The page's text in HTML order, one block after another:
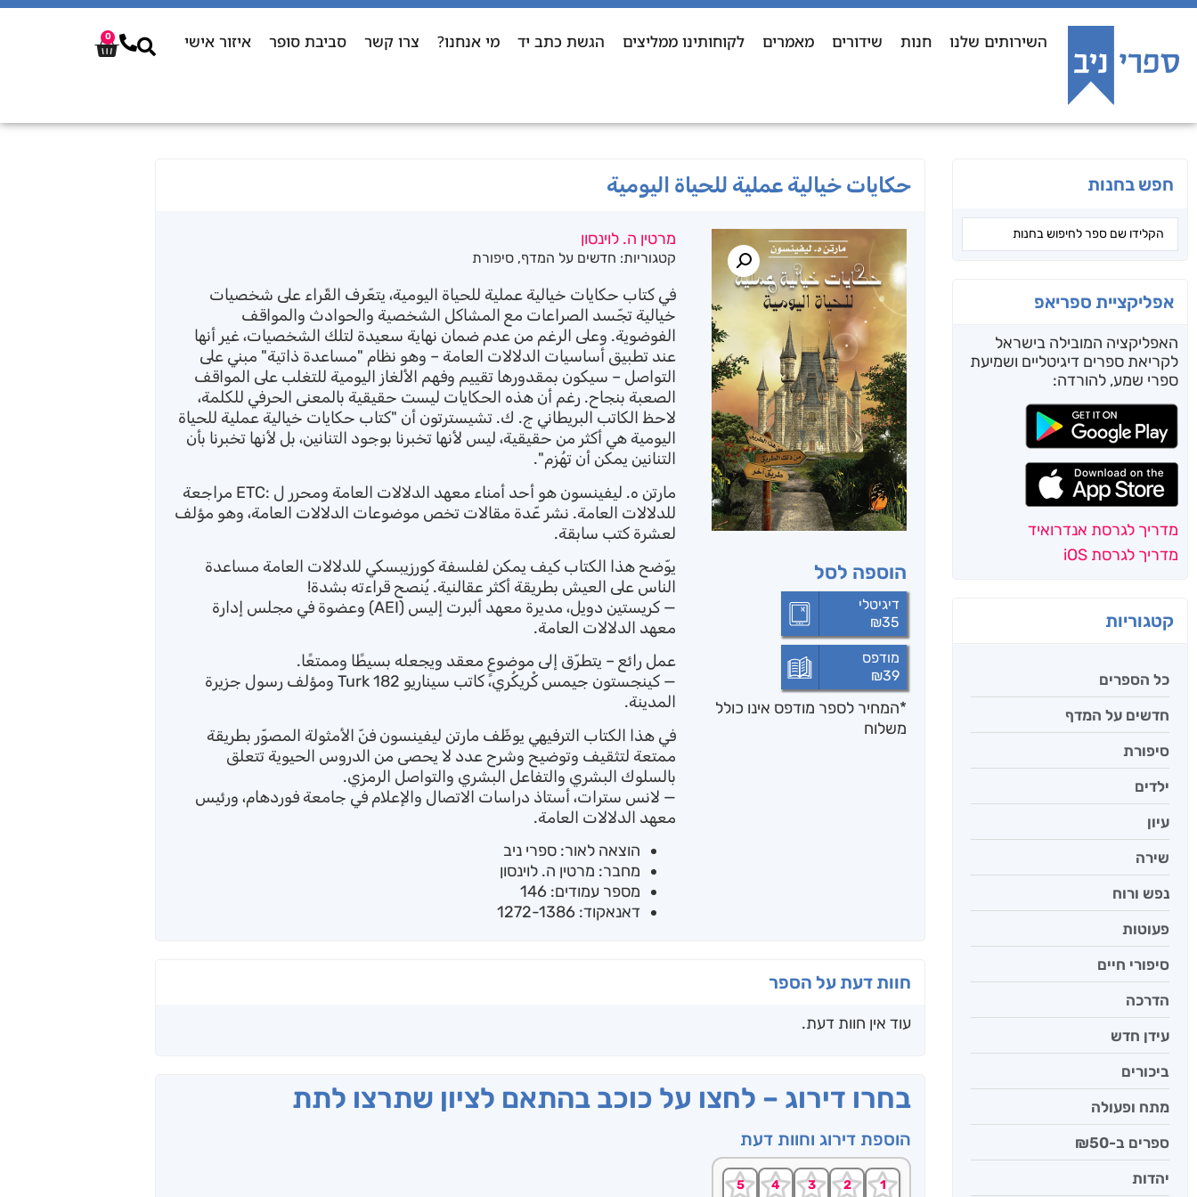
השירותים שלנו חנות שידורים מאמרים לקוחותינו ממליצים הגשת כתב יד מי אנחנו? צרו קשר סביבת סופר איזור אישי 0
חפש בחנות
אפליקציית ספריאפ
האפליקציה המובילה בישראל
לקריאת ספרים דיגיטליים ושמיעת
ספרי שמע, להורדה:
מדריך לגרסת אנדרואיד
מדריך לגרסת iOS
קטגוריות
כל הספרים
חדשים על המדף
סיפורת
ילדים
עיון
שירה
נפש ורוח
פעוטות
סיפורי חיים
הדרכה
עידן חדש
ביכורים
מתח ופעולה
ספרים ב-₪50
יהדות
حكايات خيالية عملية للحياة اليومية
הוספה לסל
דיגיטלי
₪35
מודפס
₪39
*המחיר לספר מודפס אינו כולל
משלוח
מרטין ה. לוינסון
קטגוריות: חדשים על המדף, סיפורת
في كتاب حكايات خيالية عملية للحياة اليومية، يتعّرف القّراء على شخصيات
خيالية تجّسد الصراعات مع المشاكل الشخصية والحوادث والمواقف
الفوضوية. وعلى الرغم من عدم ضمان نهاية سعيدة لتلك الشخصيات، غير أنها
عند تطبيق أساسيات الدلالات العامة – وهو نظام "مساعدة ذاتية" مبني على
التواصل – سيكون بمقدورها تقييم وفهم الألغاز اليومية للتغلب على المواقف
الصعبة بنجاح. رغم أن هذه الحكايات ليست حقيقية بالمعنى الحرفي للكلمة،
لاحظ الكاتب البريطاني ج. ك. تشيسترتون أن "كتاب حكايات خيالية عملية للحياة
اليومية هي أكثر من حقيقية، ليس لأنها تخبرنا بوجود التنانين، بل لأنها تخبرنا بأن
التنانين يمكن أن تهُزم".
مارتن ه. ليفينسون هو أحد أمناء معهد الدلالات العامة ومحرر ل :ETC مراجعة
للدلالات العامة. نشر عّدة مقالات تخص موضوعات الدلالات العامة، وهو مؤلف
لعشرة كتب سابقة.
يوّضح هذا الكتاب كيف يمكن لفلسفة كورزيبسكي للدلالات العامة مساعدة
الناس على العيش بطريقة أكثر عقالنية. يُنصح قراءته بشدة!
— كريستين دويل، مديرة معهد ألبرت إليس (AEI) وعضوة في مجلس إدارة
معهد الدلالات العامة.
عمل رائع – يتطرّق إلى موضوعٍ معقد ويجعله بسيطًا وممتعًا.
— كينجستون جيمس كْريكُري، كاتب سيناريو Turk 182 ومؤلف رسول جزيرة
المدينة.
في هذا الكتاب الترفيهي يوظّف مارتن ليفينسون فنّ الأمثولة المصوّر بطريقة
ممتعة لتثقيف وتوضيح وشرح عدد لا يحصى من الدروس الحيوية تتعلق
بالسلوك البشري والتفاعل البشري والتواصل الرمزي.
— لانس سترات، أستاذ دراسات الاتصال والإعلام في جامعة فوردهام، ورئيس
معهد الدلالات العامة.
הוצאה לאור: ספרי ניב
מחבר: מרטין ה. לוינסון
מספר עמודים: 146
דאנאקוד: 1272-1386
חוות דעת על הספר
עוד אין חוות דעת.
בחרו דירוג – לחצו על כוכב בהתאם לציון שתרצו לתת
הוספת דירוג וחוות דעת